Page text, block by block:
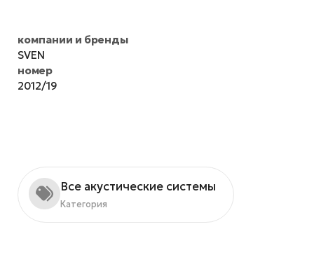
компании и бренды
SVEN
номер
2012/19
Все акустические системы
Категория